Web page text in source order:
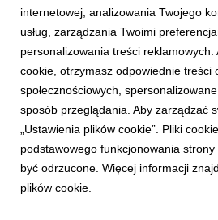
MUZYKA POLSKA
Oskar Cyms otwiera nowy
„Bez końca” to zapowiedź
albumu
29 lipca 2026
To bez wątpienia najbardziej dojrzały
artysty. „Bez końca” to gęsty,
która całkowicie przejmuje kontrolę i
internetowej, analizowania Twojego
usług, zarządzania Twoimi
personalizowania treści reklamowych.
cookie, otrzymasz odpowiednie treści
społecznościowych,
sposób przeglądania. Aby zarządzać
„Ustawienia plików cookie”. Pliki
podstawowego funkcjonowania
być odrzucone. Więcej informacji
plików cookie.